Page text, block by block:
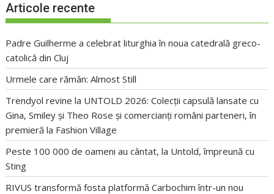
Articole recente
Padre Guilherme a celebrat liturghia în noua catedrală greco-
catolică din Cluj
Urmele care rămân: Almost Still
Trendyol revine la UNTOLD 2026: Colecții capsulă lansate cu
Gina, Smiley și Theo Rose și comercianți români parteneri, în
premieră la Fashion Village
Peste 100 000 de oameni au cântat, la Untold, împreună cu
Sting
RIVUS transformă fosta platformă Carbochim într-un nou